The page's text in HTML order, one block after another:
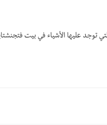
التي توجد عليها الأشياء في بيت